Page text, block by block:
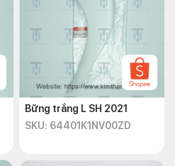
Bững trắng L SH 2021
SKU: 64401K1NV00ZD